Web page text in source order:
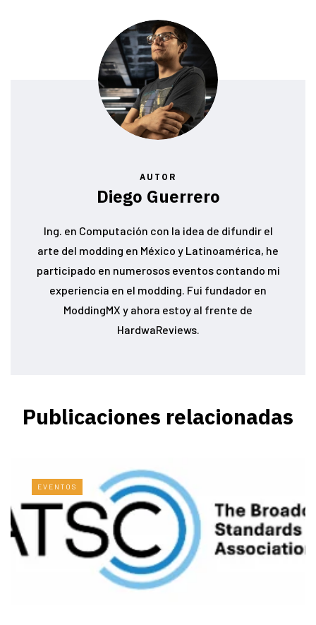
AUTOR
Diego Guerrero
Ing. en Computación con la idea de difundir el
arte del modding en México y Latinoamérica, he
participado en numerosos eventos contando mi
experiencia en el modding. Fui fundador en
ModdingMX y ahora estoy al frente de
HardwaReviews.
Publicaciones relacionadas
EVENTOS